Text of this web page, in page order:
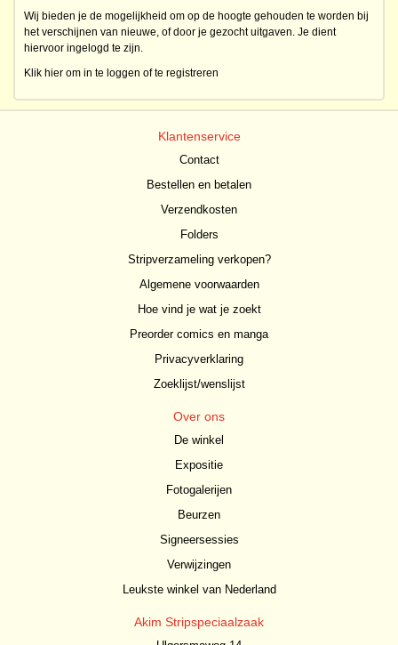
Wij bieden je de mogelijkheid om op de hoogte gehouden te worden bij
het verschijnen van nieuwe, of door je gezocht uitgaven. Je dient
hiervoor ingelogd te zijn.
Klik hier om in te loggen of te registreren
Klantenservice
Contact
Bestellen en betalen
Verzendkosten
Folders
Stripverzameling verkopen?
Algemene voorwaarden
Hoe vind je wat je zoekt
Preorder comics en manga
Privacyverklaring
Zoeklijst/wenslijst
Over ons
De winkel
Expositie
Fotogalerijen
Beurzen
Signeersessies
Verwijzingen
Leukste winkel van Nederland
Akim Stripspeciaalzaak